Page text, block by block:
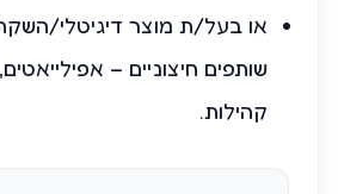
או בעל/ת מוצר דיגיטלי/
שותפים חיצוניים –
קהילות.